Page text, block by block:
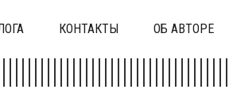
КОНТАКТЫ ОБ АВТОРЕ